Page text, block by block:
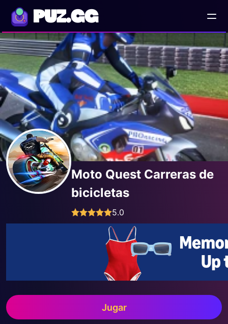
PUZ.GG
Moto Quest Carreras de
bicicletas
5.0
Jugar